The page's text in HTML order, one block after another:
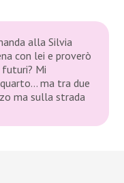
alla Silvia
con lei e proverò
futuri? Mi
ma tra due
ma sulla strada